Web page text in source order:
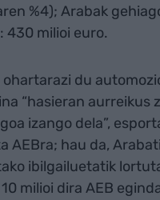
%4); Arabak
430 milioi euro.
ohartarazi du
“hasieran aurreikus
izango dela”,
AEBra; hau da,
ibilgailuetatik
milioi dira AEB